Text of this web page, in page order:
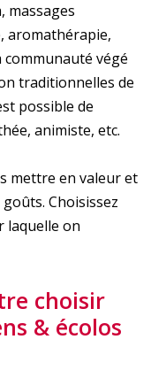
massages
aromathérapie,
végé
traditionnelles de
possible de
animiste, etc.
mettre en valeur et
Choisissez
laquelle on
choisir
& écolos